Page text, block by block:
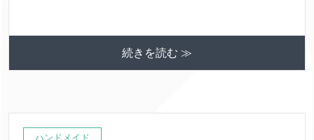
続きを読む ≫
ハンドメイド